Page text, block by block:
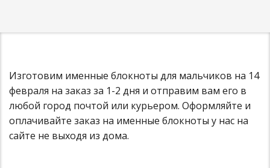
Изготовим именные блокноты для мальчиков на 14
февраля на заказ за 1-2 дня и отправим вам его в
любой город почтой или курьером. Оформляйте и
оплачивайте заказ на именные блокноты у нас на
сайте не выходя из дома.